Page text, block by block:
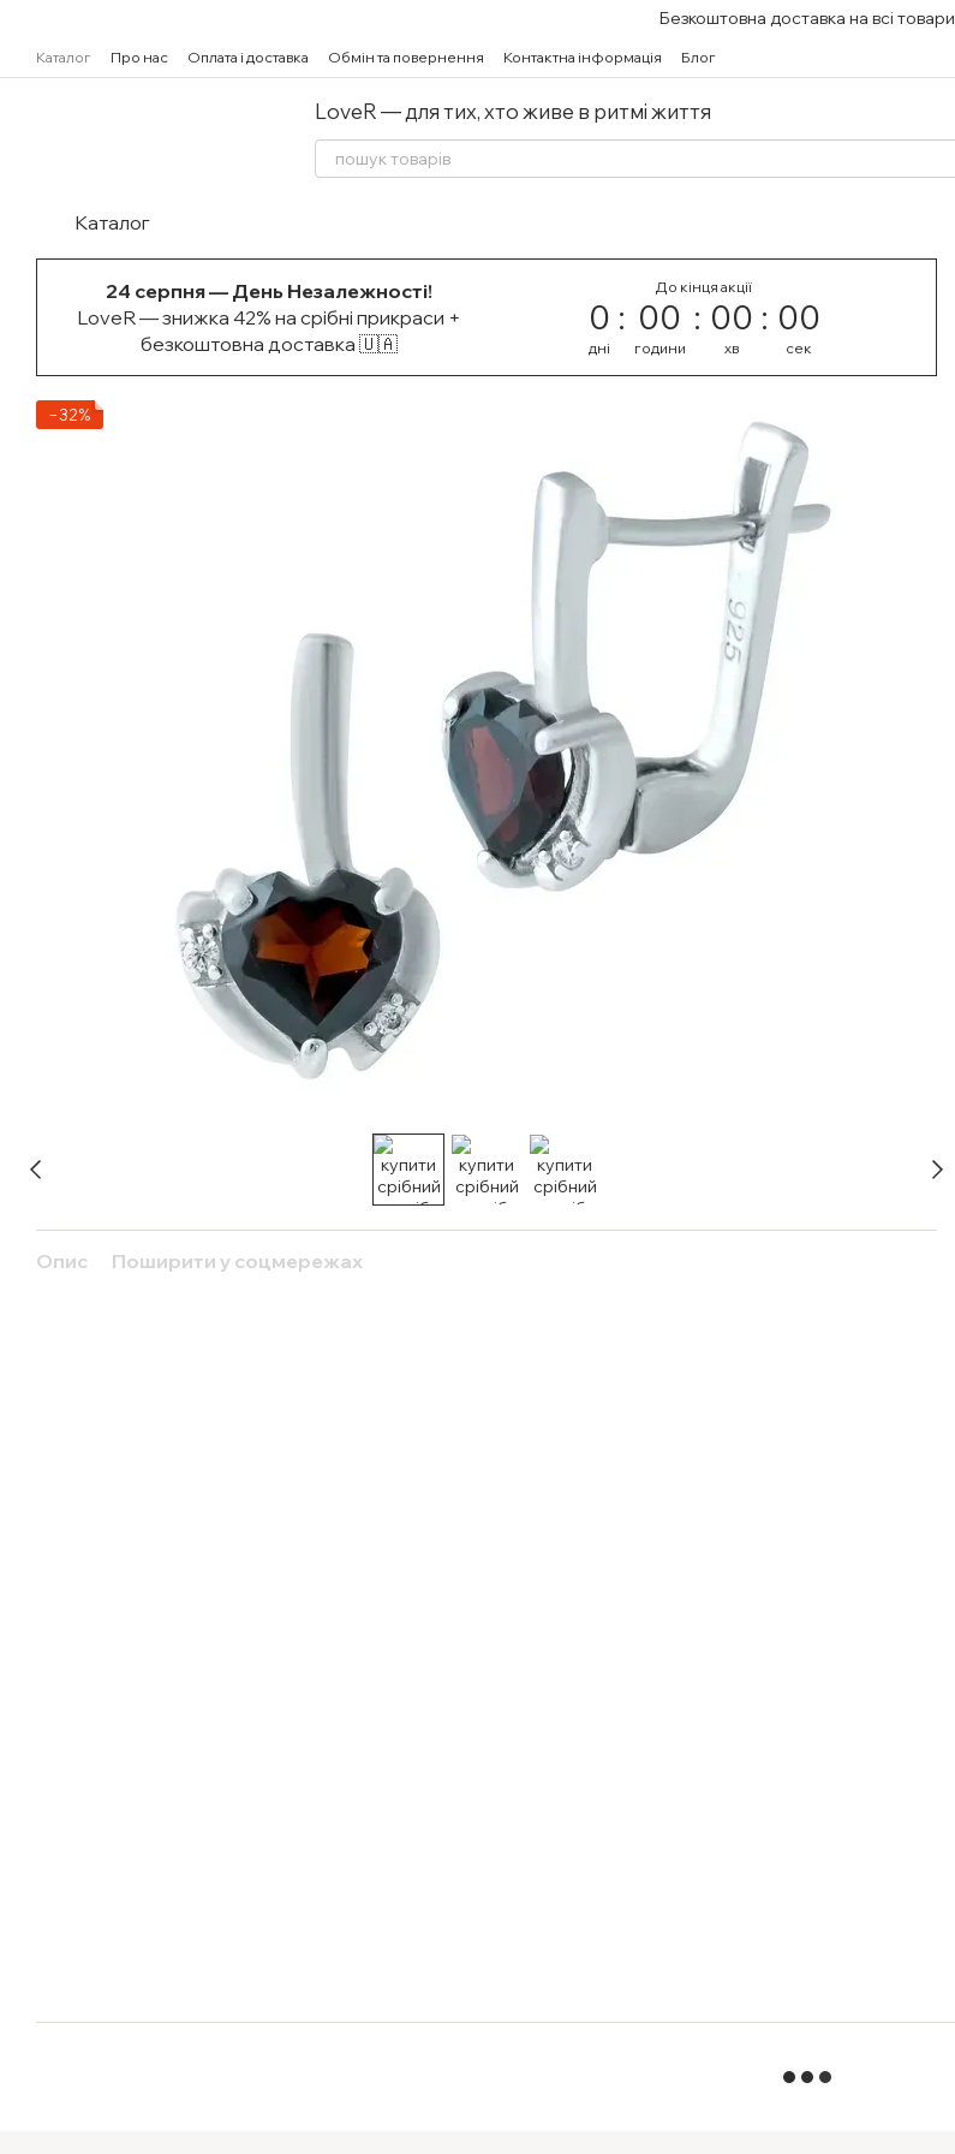
Безкоштовна доставка на всі товари
Каталог Про нас Оплата і доставка Обмін та повернення Контактна інформація Блог
LoveR — для тих, хто живе в ритмі життя
Каталог
24 серпня — День Незалежності!
LoveR — знижка 42% на срібні прикраси +
безкоштовна доставка 🇺🇦
До кінця акції
0
дні
00
години
00
хв
00
сек
−32%
Опис Поширити у соцмережах